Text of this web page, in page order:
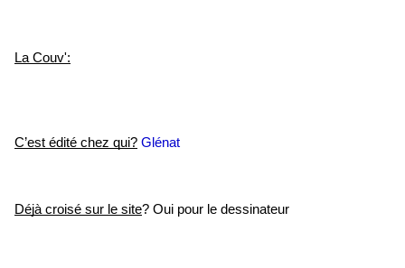
La Couv':
C’est édité chez qui? Glénat
Déjà croisé sur le site? Oui pour le dessinateur